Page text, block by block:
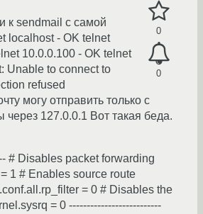
0
0
к sendmail с самой
localhost - OK telnet
10.0.0.100 - OK telnet
Unable to connect to
refused
могу отправить только с
127.0.0.1 Вот такая беда.
# Disables packet forwarding
1 # Enables source route
= 0 # Disables the
= 0 --------------------------